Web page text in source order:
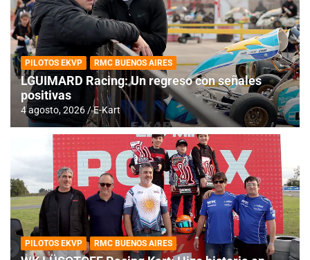
PILOTOS EKVP RMC BUENOS AIRES
LGUIMARD Racing: Un regreso con señales
positivas
4 agosto, 2026 E-Kart
PILOTOS EKVP RMC BUENOS AIRES